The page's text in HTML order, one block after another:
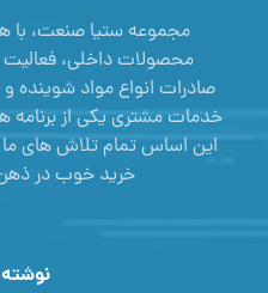
مجموعه ستیا صنعت،
محصولات داخلی،
صادرات انواع مواد شوینده
خدمات مشتری یکی از
این اساس تمام تلاش های ما
خرید خوب در